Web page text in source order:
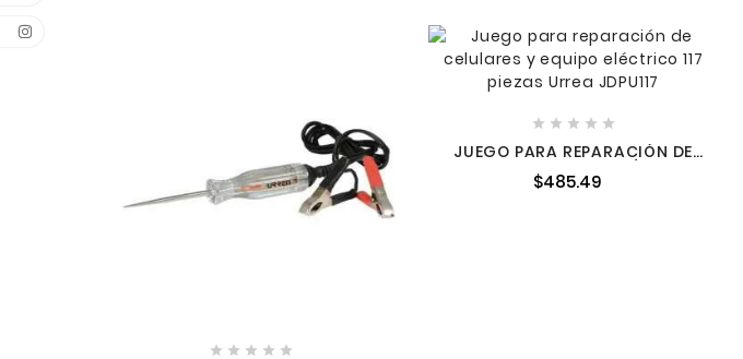
    
    
JUEGO PARA REPARACIÓN DE
CELULARES Y EQUIPO ELÉCTRICO
117 PIEZAS URREA JDPU117
$485.49